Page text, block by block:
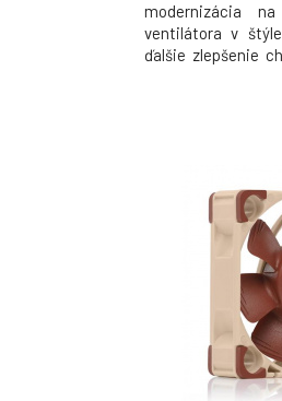
modernizácia
ventilátora v
ďalšie zlepšenie